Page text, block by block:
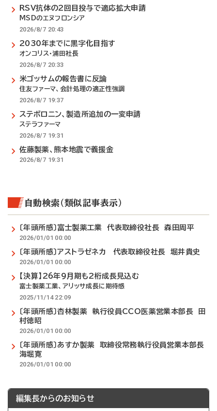
RSV抗体の2回目投与で適応拡大申請
MSDのエヌフロンシア
2026/8/7 20:43
2030年までに黒字化目指す
オンコリス・浦田社長
2026/8/7 20:33
米ゴッサムの報告書に反論
住友ファーマ、会計処理の適正性強調
2026/8/7 19:37
ステボロニン、製造所追加の一変申請
ステラファーマ
2026/8/7 19:31
佐藤製薬、熊本地震で義援金
2026/8/7 19:31
自動検索（類似記事表示）
〔年頭所感〕富士製薬工業 代表取締役社長 森田周平
2026/01/01 00:00
〔年頭所感〕アストラゼネカ 代表取締役社長 堀井貴史
2026/01/01 00:00
【決算】26年9月期も2桁成長見込む
富士製薬工業、アリッサ成長に期待感
2025/11/14 22:09
〔年頭所感〕杏林製薬 執行役員CCO医薬営業本部長 田
村徳昭
2026/01/01 00:00
〔年頭所感〕あすか製薬 取締役常務執行役員営業本部長
海堀寛
2026/01/01 00:00
編集長からのお知らせ